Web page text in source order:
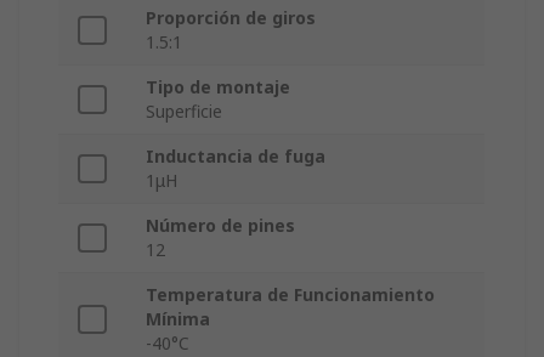
Proporción de giros
1.5:1
Tipo de montaje
Superficie
Inductancia de fuga
1μH
Número de pines
12
Temperatura de Funcionamiento
Mínima
-40°C